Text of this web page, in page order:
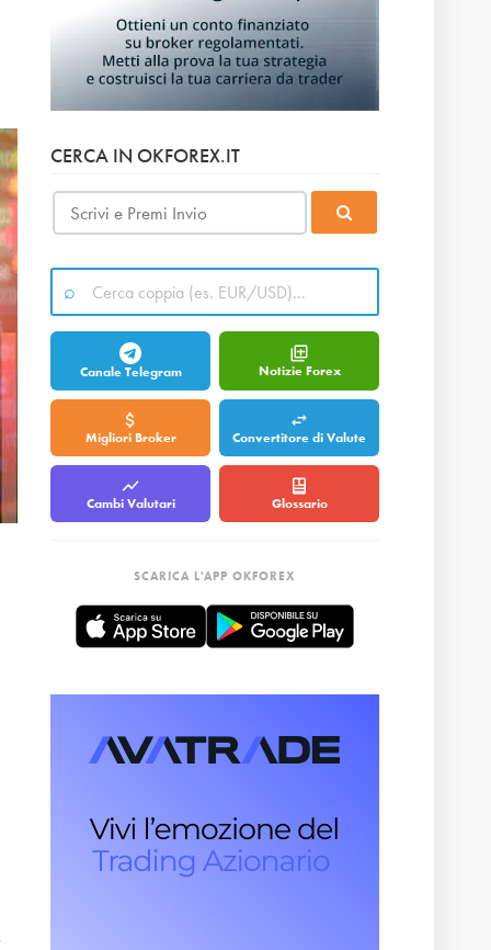
CERCA IN OKFOREX.IT
Canale Telegram Notizie Forex
Migliori Broker Convertitore di Valute
Cambi Valutari Glossario
SCARICA L'APP OKFOREX